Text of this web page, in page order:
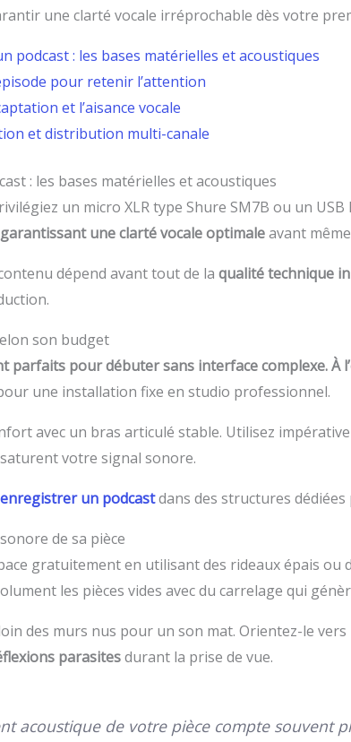
une clarté vocale irréprochable dès votre
podcast : les bases matérielles et acoustiques
pour retenir l’attention
et l’aisance vocale
et distribution multi-canale
: les bases matérielles et acoustiques
un micro XLR type Shure SM7B ou un
garantissant une clarté vocale optimaleavant
dépend avant tout de la qualité technique
son budget
parfaits pour débuter sans interface complexe.
une installation fixe en studio professionnel.
avec un bras articulé stable. Utilisez
saturent votre signal sonore.
enregistrer un podcastdans des structures
de sa pièce
gratuitement en utilisant des rideaux épais ou
les pièces vides avec du carrelage qui
des murs nus pour un son mat. Orientez-le
parasitesdurant la prise de vue.
acoustique de votre pièce compte souvent